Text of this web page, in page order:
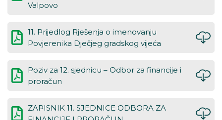
Valpovo
11. Prijedlog Rješenja o imenovanju
Povjerenika Dječjeg gradskog vijeća
Poziv za 12. sjednicu – Odbor za financije i
proračun
ZAPISNIK 11. SJEDNICE ODBORA ZA